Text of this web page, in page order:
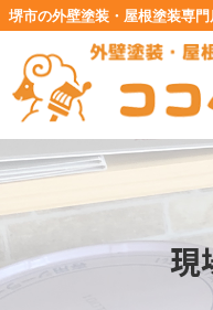
堺市の外壁塗装・屋根塗装専
現